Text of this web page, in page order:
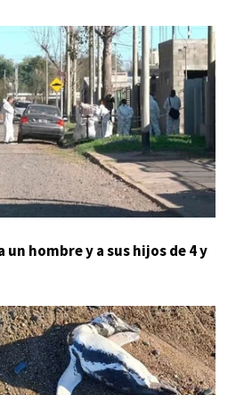
hombre y a sus hijos de 4 y